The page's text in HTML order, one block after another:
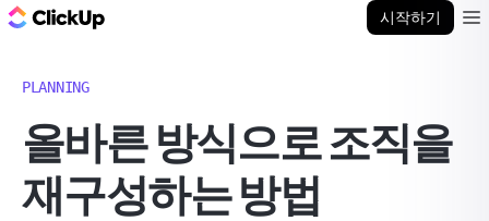
시작하기
PLANNING
올바른 방식으로 조직을
재구성하는 방법